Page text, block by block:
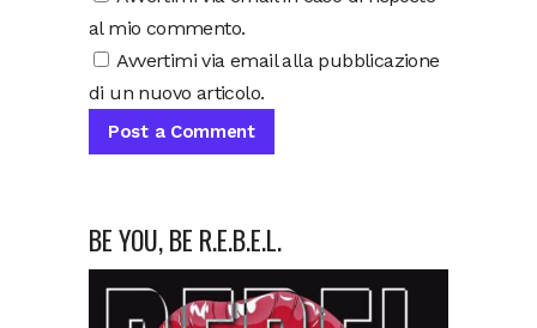
al mio commento.
Avvertimi via email alla pubblicazione
di un nuovo articolo.
BE YOU, BE R.E.B.E.L.